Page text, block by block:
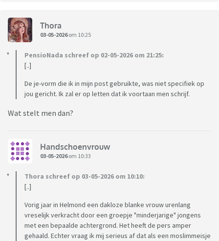
Thora
03-05-2026om 10:25
PensioNada schreef op 02-05-2026 om 21:25:
[..]
De je-vorm die ik in mijn post gebruikte, was niet specifiek op
jou gericht. Ik zal er op letten dat ik voortaan men schrijf.
Wat stelt men dan?
Handschoenvrouw
03-05-2026om 10:33
Thora schreef op 03-05-2026 om 10:10:
[..]
Vorig jaar in Helmond een dakloze blanke vrouw urenlang
vreselijk verkracht door een groepje "minderjarige" jongens
met een bepaalde achtergrond. Het heeft de pers amper
gehaald. Echter vraag ik mij serieus af dat als een moslimmeisje